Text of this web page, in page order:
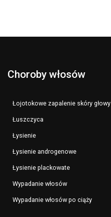
Choroby włosów
Łojotokowe zapalenie skóry głowy
Łuszczyca
Łysienie
Łysienie androgenowe
Łysienie plackowate
Wypadanie włosów
Wypadanie włosów po ciąży